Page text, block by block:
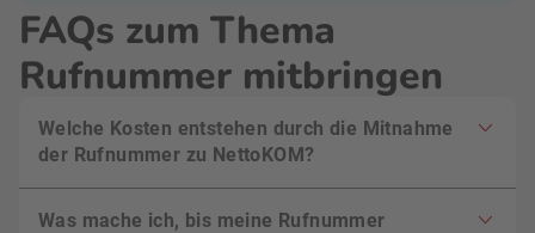
FAQs zum Thema
Rufnummer mitbringen
Welche Kosten entstehen durch die Mitnahme
der Rufnummer zu NettoKOM?
Was mache ich, bis meine Rufnummer